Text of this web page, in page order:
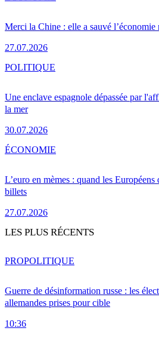
Merci la Chine : elle a sauvé l’économie
27.07.2026
Une enclave espagnole dépassée par
la mer
30.07.2026
POLITIQUE
L’euro en mèmes : quand les
billets
27.07.2026
ÉCONOMIE
LES PLUS RÉCENTS
Guerre de désinformation russe : les
allemandes prises pour cible
10:36
PROPOLITIQUE